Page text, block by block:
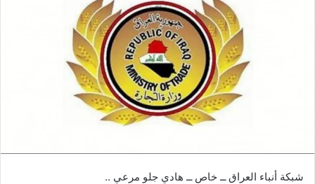
شبكة أنباء العراق ــ خاص ــ هادي جلو مرعي ..